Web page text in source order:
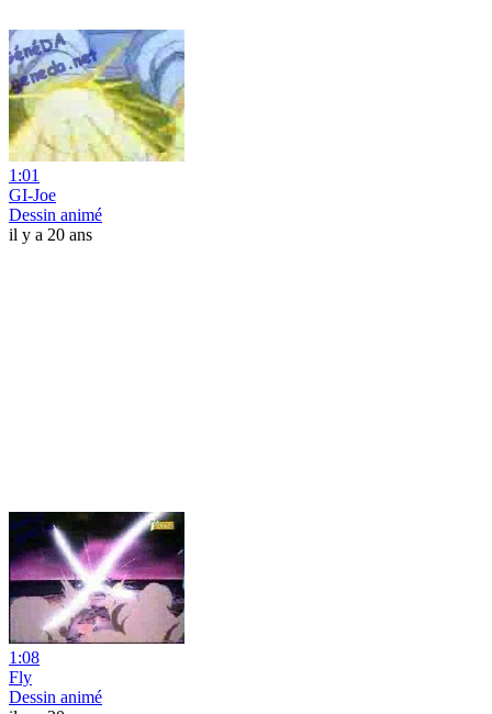
1:01
GI-Joe
Dessin animé
il y a 20 ans
1:08
Fly
Dessin animé